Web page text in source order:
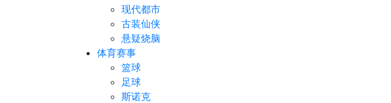
现代都市
古装仙侠
悬疑烧脑
体育赛事
篮球
足球
斯诺克